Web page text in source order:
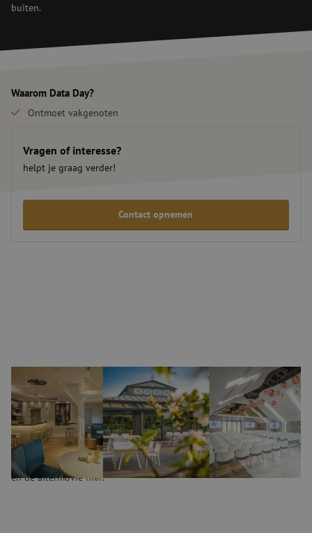
buiten.
Waarom Data Day?
Ontmoet vakgenoten
Steeds wisselende locaties
Vragen of interesse?
helpt je graag verder!
Contact opnemen
Data Day #9
Groei stopt niet bij de grens. Ambities evenmin. Tijdens Data Day
#9 verkenden we wat internationale groei vraagt van je business,
je organisatie en je manier van denken. We duikten in nieuwe
technologieën zoals hollow-core fiber, en wat deze betekenen voor
de volgende stap in connectiviteit en groei. Bekijk het programma
en de aftermoviehier.